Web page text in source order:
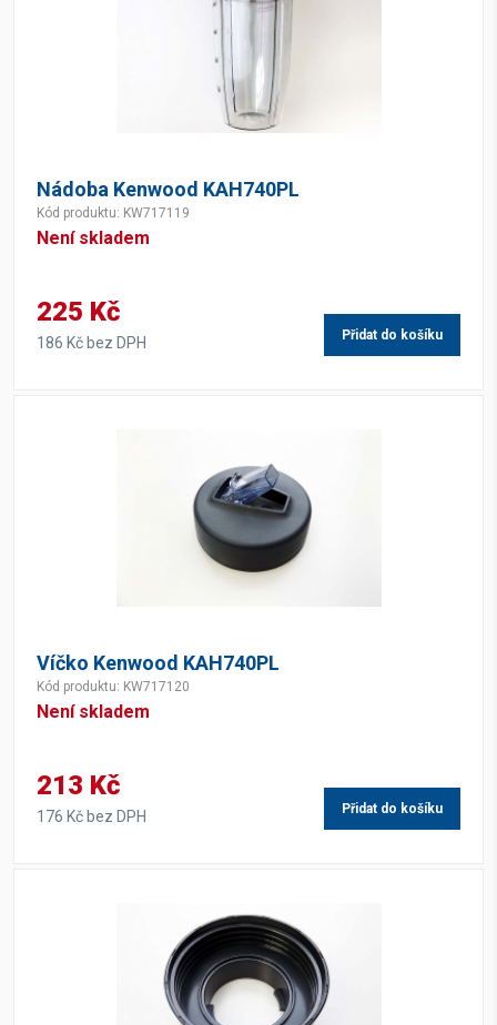
Nádoba Kenwood KAH740PL
Kód produktu: KW717119
Není skladem
225 Kč
186 Kč bez DPH Přidat do košíku
Víčko Kenwood KAH740PL
Kód produktu: KW717120
Není skladem
213 Kč
176 Kč bez DPH Přidat do košíku